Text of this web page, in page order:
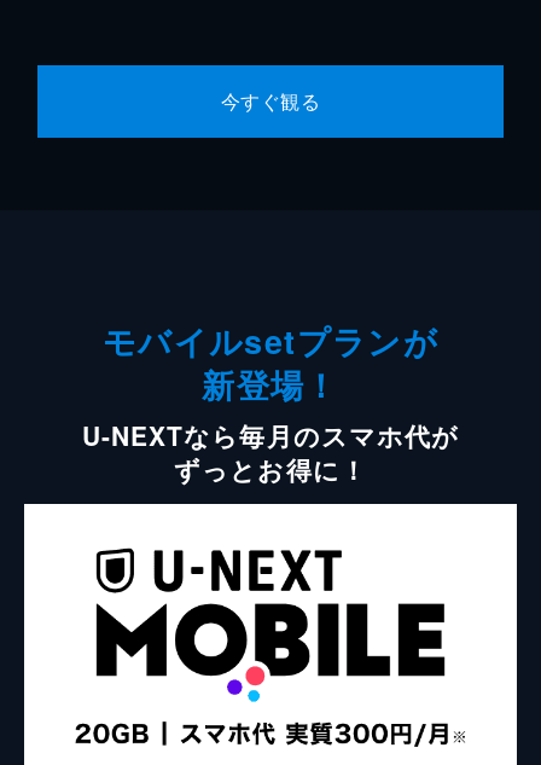
今すぐ観る
モバイルsetプランが
新登場！
U-NEXTなら毎月のスマホ代が
ずっとお得に！